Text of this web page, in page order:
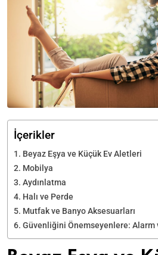
İçerikler
Beyaz Eşya ve Küçük Ev Aletleri
Mobilya
Aydınlatma
Halı ve Perde
Mutfak ve Banyo Aksesuarları
Güvenliğini Önemseyenlere: Alarm